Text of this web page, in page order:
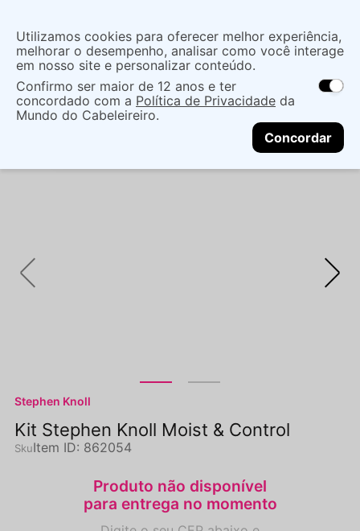
localização
As ofertas e opções de entrega variam de
acordo com a região.Não sei meu CEP
CONTINUAR
O que você procura?
Cabelo Marcas Tradicionais
Kit Capilar
KIT STEPHEN KNOLL MOIST & CONTROL
Stephen Knoll
Kit Stephen Knoll Moist & Control
Item ID: 862054
Utilizamos cookies para oferecer melhor experiência,
melhorar o desempenho, analisar como você interage
em nosso site e personalizar conteúdo.
Confirmo ser maior de 12 anos e ter
concordado com a Política de Privacidade da
Mundo do Cabeleireiro.
Concordar